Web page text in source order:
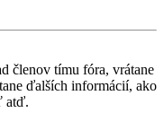
členov tímu fóra, vrátane
ďalších informácií, ako
atď.